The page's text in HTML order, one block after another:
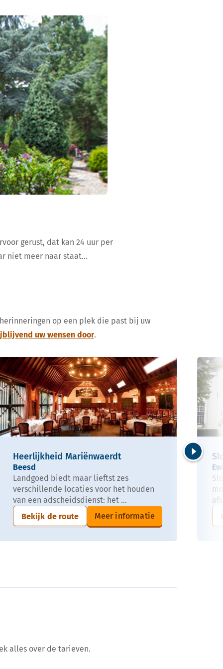
gerust, dat kan 24 uur per
niet meer naar staat…
op een plek die past bij uw
uw wensen door.
Heerlijkheid Mariënwaerdt
Beesd
Landgoed biedt maar lieftst zes
verschillende locaties voor het houden
van een adscheidsdienst: het ...
Bekijk de route
Meer informatie
Volgende
alles over de tarieven.